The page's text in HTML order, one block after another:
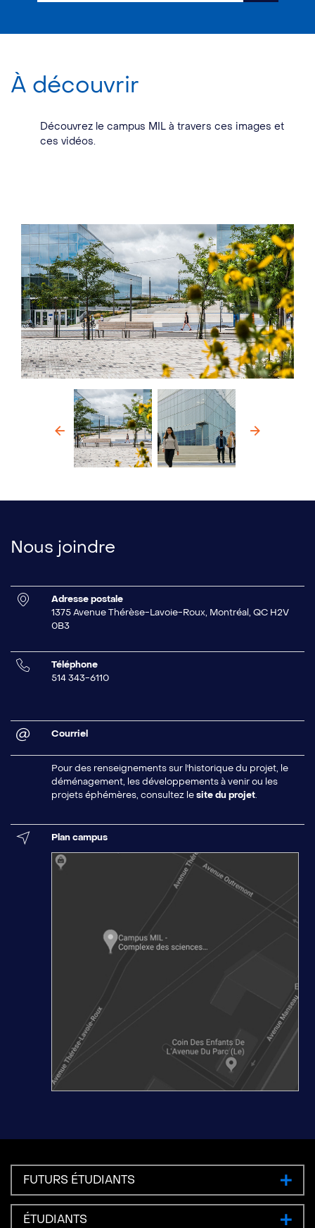
À découvrir
Découvrez le campus MIL à travers ces images et
ces vidéos.
Précédent
Nous joindre
Adresse postale
1375 Avenue Thérèse-Lavoie-Roux, Montréal, QC H2V
0B3
Téléphone
514 343-6110
Courriel
Pour des renseignements sur l'historique du projet, le
déménagement, les développements à venir ou les
projets éphémères, consultez lesite du projet.
Plan campus
FUTURS ÉTUDIANTS
ÉTUDIANTS